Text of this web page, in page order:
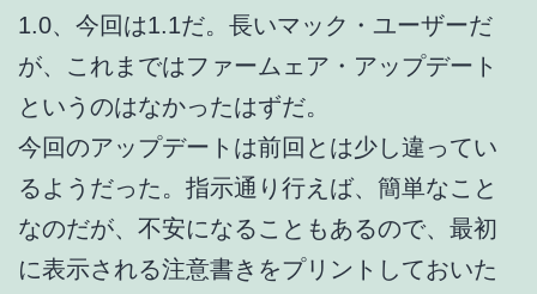
1.0、今回は1.1だ。長いマック・ユーザーだ
が、これまではファームェア・アップデート
というのはなかったはずだ。
今回のアップデートは前回とは少し違ってい
るようだった。指示通り行えば、簡単なこと
なのだが、不安になることもあるので、最初
に表示される注意書きをプリントしておいた